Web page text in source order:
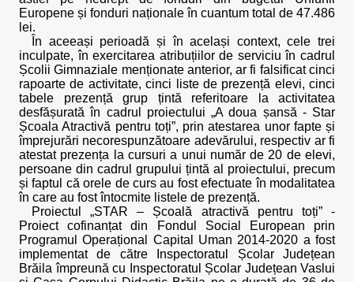
Europene și fonduri naționale în cuantum total de 47.486
lei.
În aceeași perioadă și în același context, cele trei
inculpate, în exercitarea atribuțiilor de serviciu în cadrul
Școlii Gimnaziale menționate anterior, ar fi falsificat cinci
rapoarte de activitate, cinci liste de prezență elevi, cinci
tabele prezență grup țintă referitoare la activitatea
desfășurată în cadrul proiectului „A doua șansă - Star
Școala Atractivă pentru toți”, prin atestarea unor fapte și
împrejurări necorespunzătoare adevărului, respectiv ar fi
atestat prezența la cursuri a unui număr de 20 de elevi,
persoane din cadrul grupului țintă al proiectului, precum
și faptul că orele de curs au fost efectuate în modalitatea
în care au fost întocmite listele de prezență.
Proiectul „STAR – Școală atractivă pentru toți” -
Proiect cofinanțat din Fondul Social European prin
Programul Operațional Capital Uman 2014-2020 a fost
implementat de către Inspectoratul Școlar Județean
Brăila împreună cu Inspectoratul Școlar Județean Vaslui